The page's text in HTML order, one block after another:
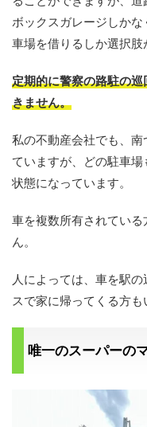
ボックスガレージしか
車場を借りるしか選択肢
定期的に警察の路駐の
きません。
私の不動産会社でも、
ていますが、どの駐車
状態になっています。
車を複数所有されてい
ん。
人によっては、車を駅
スで家に帰ってくる方も
唯一のスーパーの